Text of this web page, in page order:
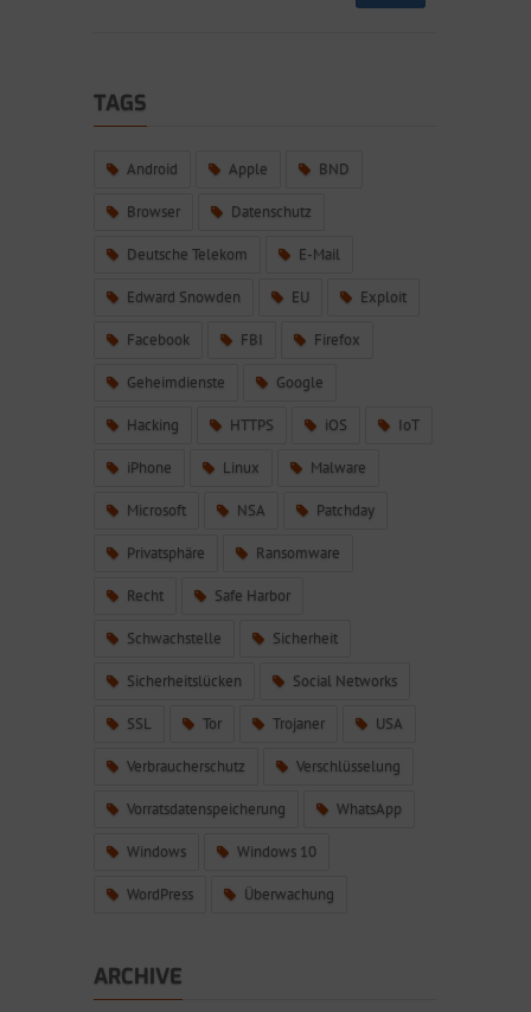
TAGS
Android Apple BND
Browser Datenschutz
Deutsche Telekom E-Mail
Edward Snowden EU Exploit
Facebook FBI Firefox
Geheimdienste Google
Hacking HTTPS iOS IoT
iPhone Linux Malware
Microsoft NSA Patchday
Privatsphäre Ransomware
Recht Safe Harbor
Schwachstelle Sicherheit
Sicherheitslücken Social Networks
SSL Tor Trojaner USA
Verbraucherschutz Verschlüsselung
Vorratsdatenspeicherung WhatsApp
Windows Windows 10
WordPress Überwachung
ARCHIVE